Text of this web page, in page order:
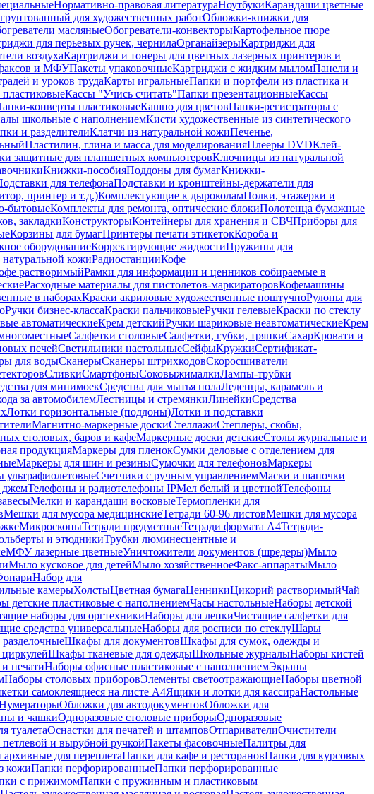
Нормативно-правовая литератураНоутбукиКарандаши цветные
для художественных работОбложки-книжки для
масляныеОбогреватели-конвекторыКартофельное пюре
для перьевых ручек, чернилаОрганайзерыКартриджи для
воздухаКартриджи и тонеры для цветных лазерных принтеров и
факсов и МФУПакеты упаковочныеКартриджи с жидким мыломПанели и
и уроков трудаКарты игральныеПапки и портфели из пластика и
Кассы "Учись считать"Папки презентационныеКассы
конверты пластиковыеКашпо для цветовПапки-регистраторы с
школьные с наполнениемКисти художественные из синтетического
и разделителиКлатчи из натуральной кожиПеченье,
Пластилин, глина и масса для моделированияПлееры DVDКлей-
защитные для планшетных компьютеровКлючницы из натуральной
Книжки-пособияПоддоны для бумагКнижки-
для телефонаПодставки и кронштейны-держатели для
принтер и т.д.)Комплектующие к дыроколамПолки, этажерки и
бытовыеКомплекты для ремонта, оптические блокиПолотенца бумажные
закладкиКонструкторыКонтейнеры для хранения и СВЧПриборы для
Корзины для бумагПринтеры печати этикетокКороба и
оборудованиеКорректирующие жидкостиПружины для
кожиРадиостанцииКофе
растворимыйРамки для информации и ценников собираемые в
Расходные материалы для пистолетов-маркираторовКофемашины
в наборахКраски акриловые художественные поштучноРулоны для
Ручки бизнес-классаКраски пальчиковыеРучки гелевыеКраски по стеклу
автоматическиеКрем детскийРучки шариковые неавтоматическиеКрем
Салфетки столовыеСалфетки, губки, тряпкиСахарКровати и
печейСветильники настольныеСейфыКружкиСертификат-
для водыСканерыСканеры штрихкодовСкоросшиватели
СливкиСмартфоныСоковыжималкиЛампы-трубки
для минимоекСредства для мытья полаЛеденцы, карамель и
за автомобилемЛестницы и стремянкиЛинейкиСредства
Лотки горизонтальные (поддоны)Лотки и подставки
Магнитно-маркерные доскиСтеллажиСтеплеры, скобы,
столовых, баров и кафеМаркерные доски детскиеСтолы журнальные и
продукцияМаркеры для пленокСумки деловые с отделением для
Маркеры для шин и резиныСумочки для телефоновМаркеры
ультрафиолетовыеСчетчики с ручным управлениемМаски и шапочки
Телефоны и радиотелефоны IPМел белый и цветнойТелефоны
Мелки и карандаши восковыеТермопленки для
Мешки для мусора медицинскиеТетради 60-96 листовМешки для мусора
МикроскопыТетради предметныеТетради формата А4Тетради-
и этюдникиТрубки люминесцентные и
МФУ лазерные цветныеУничтожители документов (шредеры)Мыло
Мыло кусковое для детейМыло хозяйственноеФакс-аппаратыМыло
Набор для
камерыХолстыЦветная бумагаЦенникиЦикорий растворимыйЧай
детские пластиковые с наполнениемЧасы настольныеНаборы детской
наборы для оргтехникиНаборы для лепкиЧистящие салфетки для
средства универсальныеНаборы для росписи по стеклуШары
Шкафы для документовШкафы для сумок, одежды и
Шкафы тканевые для одеждыШкольные журналыНаборы кистей
печатиНаборы офисные пластиковые с наполнениемЭкраны
Наборы столовых приборовЭлементы светоотражающиеНаборы цветной
самоклеящиеся на листе А4Ящики и лотки для кассираНастольные
Обложки для автодокументовОбложки для
и чашкиОдноразовые столовые приборыОдноразовые
туалетаОснастки для печатей и штамповОтпаривателиОчистители
и вырубной ручкойПакеты фасовочныеПалитры для
для переплетаПапки для кафе и ресторановПапки для курсовых
кожиПапки перфорированныеПапки перфорированные
с прижимомПапки с пружинным и пластиковым